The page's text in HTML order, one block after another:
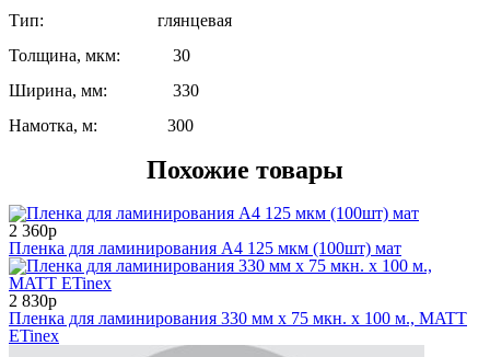
Тип: глянцевая
Толщина, мкм: 30
Ширина, мм: 330
Намотка, м: 300
Похожие товары
2 360р
Пленка для ламинирования А4 125 мкм (100шт) мат
2 830р
Пленка для ламинирования 330 мм x 75 мкн. x 100 м., MATT
ETinex